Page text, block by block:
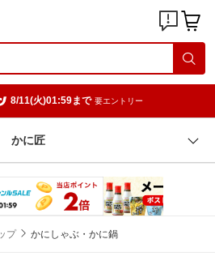
8/11(火)01:59まで 要エントリー
かに匠
プ かにしゃぶ・かに鍋